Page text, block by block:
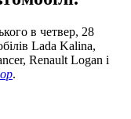
в четвер, 28
Lada Kalina,
Renault Logan і
.